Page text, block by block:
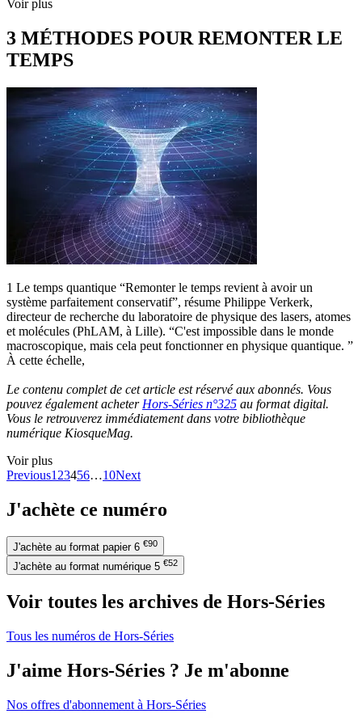
Voir plus
3 MÉTHODES POUR REMONTER LE
TEMPS
1 Le temps quantique “Remonter le temps revient à avoir un
système parfaitement conservatif”, résume Philippe Verkerk,
directeur de recherche du laboratoire de physique des lasers, atomes
et molécules (PhLAM, à Lille). “C'est impossible dans le monde
macroscopique, mais cela peut fonctionner en physique quantique. ”
À cette échelle,
Le contenu complet de cet article est réservé aux abonnés. Vous
pouvez également acheter Hors-Séries n°325 au format digital.
Vous le retrouverez immédiatement dans votre bibliothèque
numérique KiosqueMag.
Voir plus
Previous1 23456…10Next
J'achète ce numéro
J'achète au format papier 6 €90
J'achète au format numérique 5 €52
Voir toutes les archives de Hors-Séries
Tous les numéros de Hors-Séries
J'aime Hors-Séries ? Je m'abonne
Nos offres d'abonnement à Hors-Séries